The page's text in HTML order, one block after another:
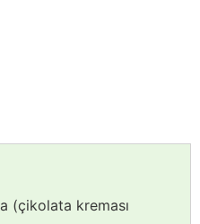
(çikolata kreması